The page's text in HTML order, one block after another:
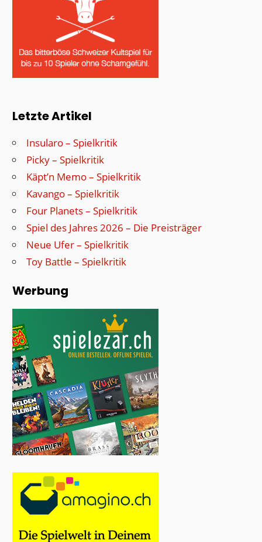
Letzte Artikel
Insularo – Spielkritik
Picky – Spielkritik
Käpt’n Memo – Spielkritik
Kavango – Spielkritik
Four Planets – Spielkritik
Spiel des Jahres 2026 – Die Preisträger
Neue Ufer – Spielkritik
Toy Battle – Spielkritik
Werbung